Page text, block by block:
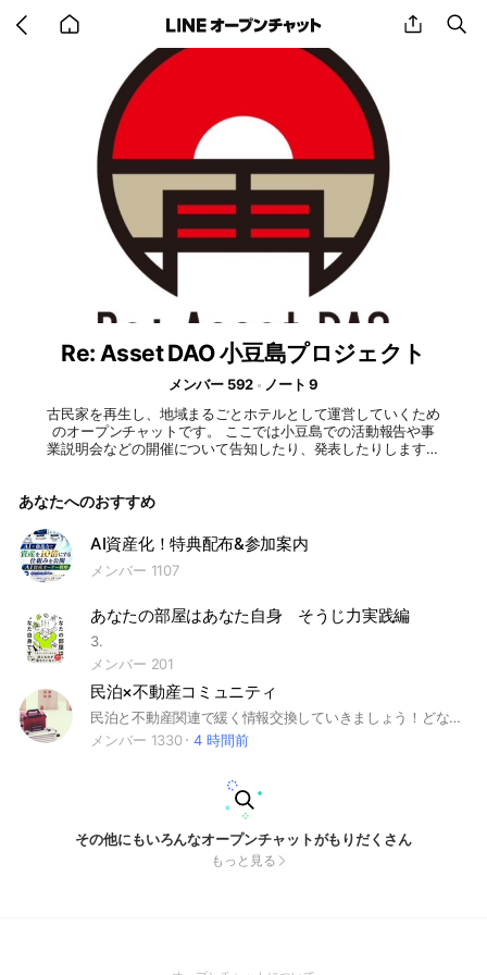
back share
Re: Asset DAO 小豆島プロジェクト
メンバー 592
ノート 9
古民家を再生し、地域まるごとホテルとして運営していくため
のオープンチャットです。 ここでは小豆島での活動報告や事
業説明会などの開催について告知したり、発表したりします。
あなたへのおすすめ
AI資産化！特典配布&参加案内
メンバー 1107
あなたの部屋はあなた自身 そうじ力実践編
3.
メンバー 201
民泊×不動産コミュニティ
民泊と不動産関連で緩く情報交換していきましょう！どなたでもご参加歓迎です💡
メンバー 1330
4 時間前
その他にもいろんなオープンチャットがもりだくさん
もっと見る